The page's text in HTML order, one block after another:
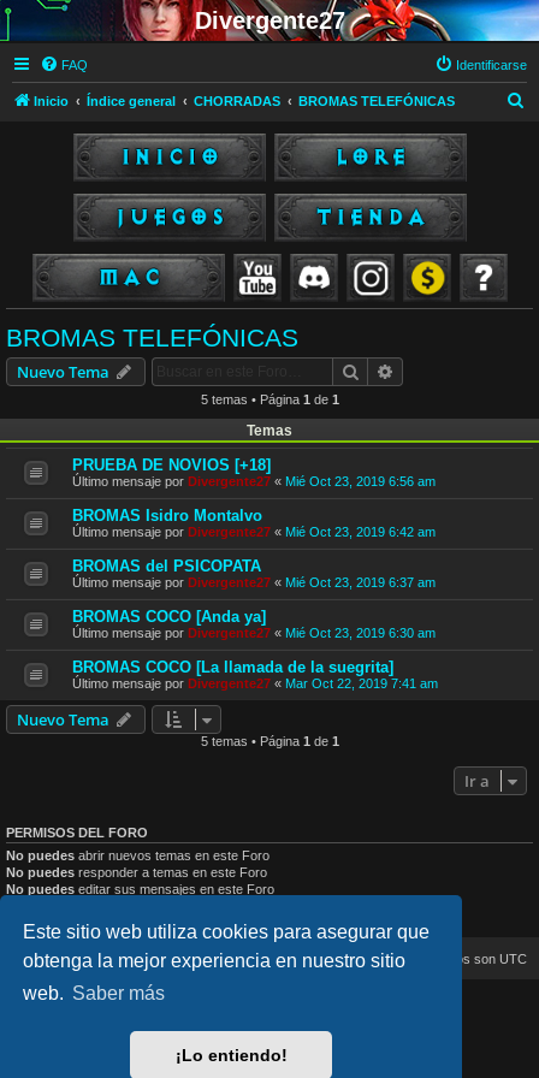
Este sitio web utiliza cookies para asegurar que
obtenga la mejor experiencia en nuestro sitio
web. Saber más
¡Lo entiendo!
Divergente27
FAQ Identificarse
Inicio Índice general CHORRADAS BROMAS TELEFÓNICAS
BROMAS TELEFÓNICAS
Nuevo Tema Buscar
5 temas • Página 1 de 1
Temas
PRUEBA DE NOVIOS [+18]
Último mensaje por Divergente27 « Mié Oct 23, 2019 6:56 am
BROMAS Isidro Montalvo
Último mensaje por Divergente27 « Mié Oct 23, 2019 6:42 am
BROMAS del PSICOPATA
Último mensaje por Divergente27 « Mié Oct 23, 2019 6:37 am
BROMAS COCO [Anda ya]
Último mensaje por Divergente27 « Mié Oct 23, 2019 6:30 am
BROMAS COCO [La llamada de la suegrita]
Último mensaje por Divergente27 « Mar Oct 22, 2019 7:41 am
Nuevo Tema
5 temas • Página 1 de 1
Ir a
PERMISOS DEL FORO
No puedes abrir nuevos temas en este Foro
No puedes responder a temas en este Foro
No puedes editar sus mensajes en este Foro
No puedes
enviar adjuntos en este Foro
Inicio Índice general Todos los horarios son UTC
Desarrollado porphpBB® Forum Software © phpBB Limited